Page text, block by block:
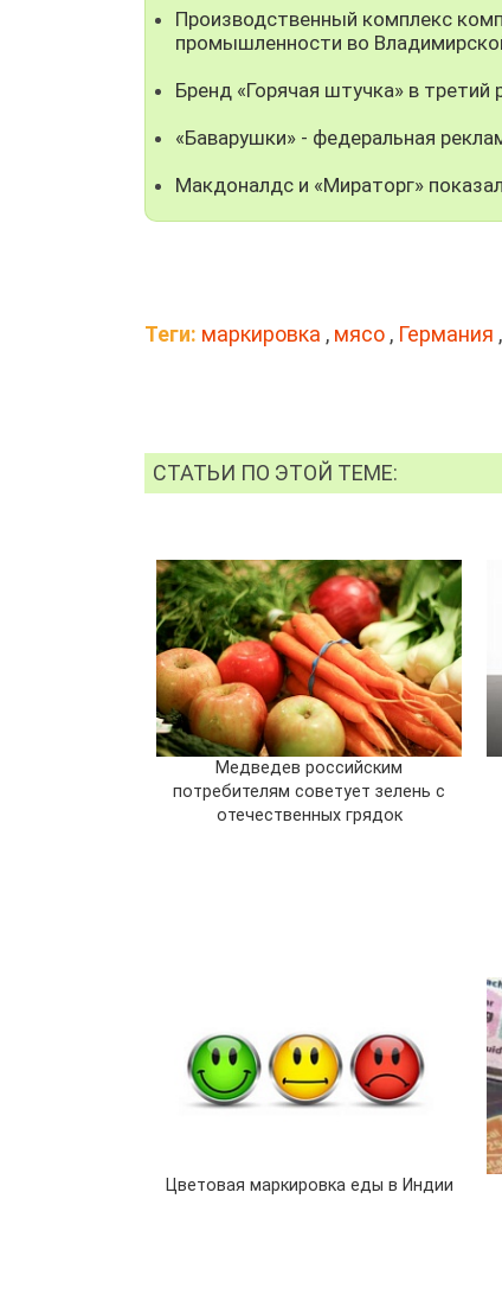
Производственный комплекс
промышленности во
Бренд «Горячая штучка» в
«Баварушки» - федеральная
Макдоналдс и «Мираторг»
Теги: маркировка , мясо , Германия ,
СТАТЬИ ПО ЭТОЙ ТЕМЕ:
Медведев российским
потребителям советует зелень с
отечественных грядок
Цветовая маркировка еды в Индии